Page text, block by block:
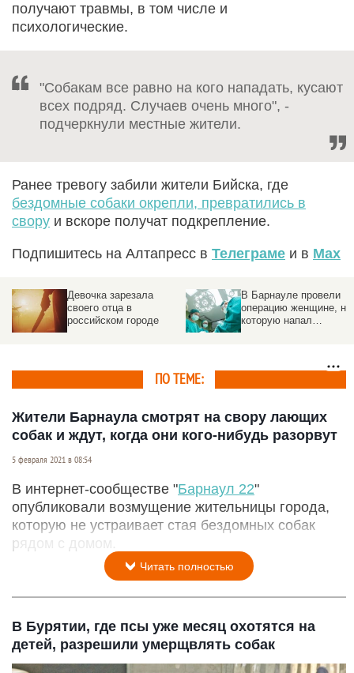
получают травмы, в том числе и
психологические.
"Собакам все равно на кого нападать, кусают
всех подряд. Случаев очень много", -
подчеркнули местные жители.
Ранее тревогу забили жители Бийска, где
бездомные собаки окрепли, превратились в
свору и вскоре получат подкрепление.
Подпишитесь на Алтапресс в Телеграме и в Max
В Барнауле провели
операцию женщине, на
которую напал
Ночное избиение
человека в Барнауле
попало в соцсети и
ПО ТЕМЕ:
Жители Барнаула смотрят на свору лающих
собак и ждут, когда они кого-нибудь разорвут
5 февраля 2021 в 08:54
В интернет-сообществе "Барнаул 22"
опубликовали возмущение жительницы города,
которую не устраивает стая бездомных собак
рядом с домом.
Читать полностью
В Бурятии, где псы уже месяц охотятся на
детей, разрешили умерщвлять собак